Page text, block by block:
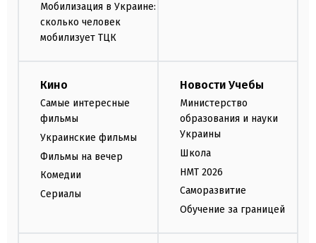
Мобилизация в Украине:
сколько человек
мобилизует ТЦК
Кино
Самые интересные
фильмы
Украинские фильмы
Фильмы на вечер
Комедии
Сериалы
Новости Учебы
Министерство
образования и науки
Украины
Школа
НМТ 2026
Саморазвитие
Обучение за границей